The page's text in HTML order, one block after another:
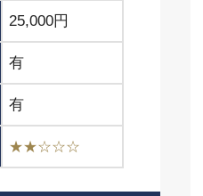
25,000円
有
有
★★☆☆☆